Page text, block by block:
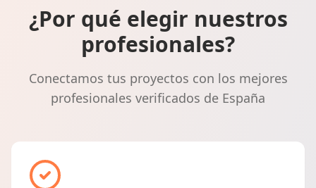
¿Por qué elegir nuestros
profesionales?
Conectamos tus proyectos con los mejores
profesionales verificados de España